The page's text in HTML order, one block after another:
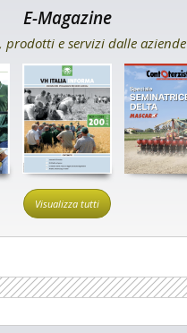
E-Magazine
prodotti e servizi dalle aziende
Visualizza tutti